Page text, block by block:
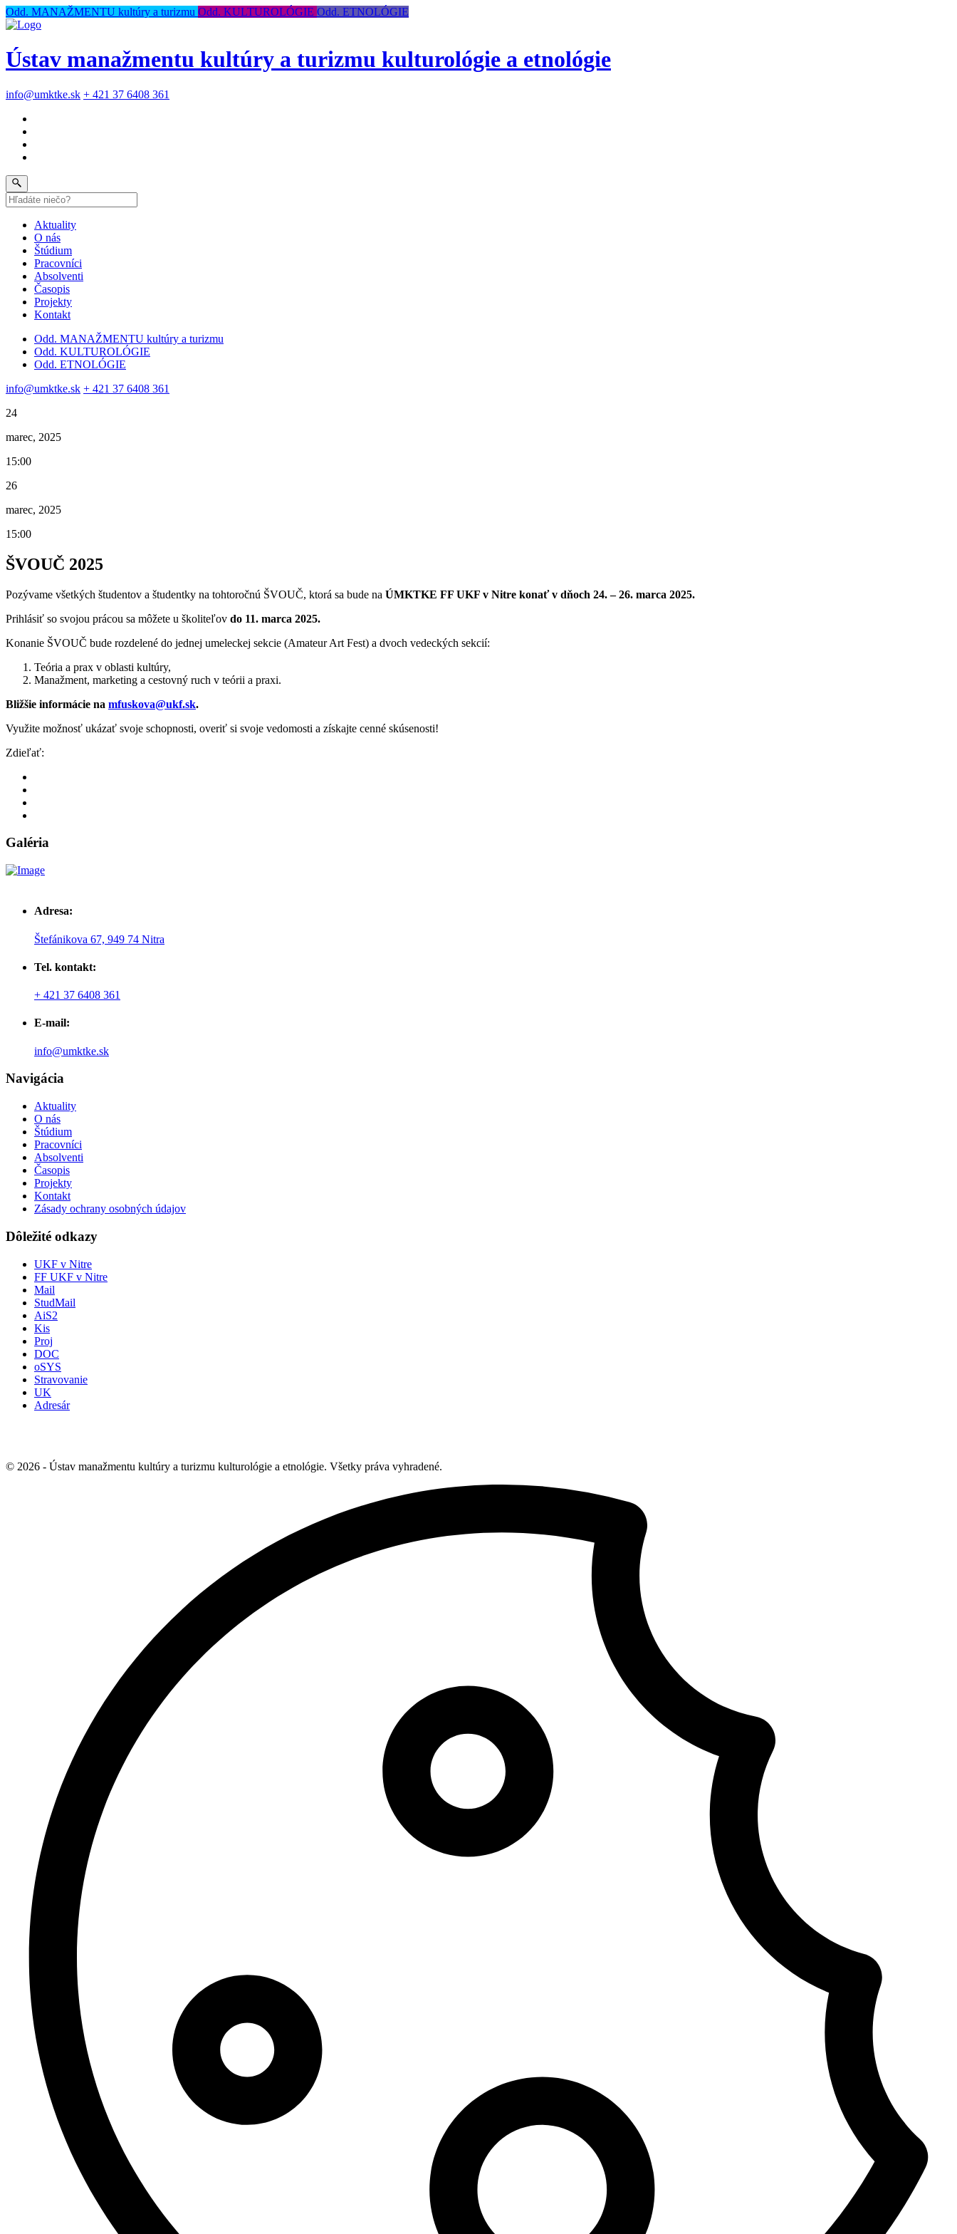
Odd. MANAŽMENTU kultúry a turizmu Odd. KULTUROLÓGIE Odd. ETNOLÓGIE
Ústav manažmentu kultúry a turizmu kulturológie a etnológie
info@umktke.sk + 421 37 6408 361
Aktuality
O nás
Štúdium
Pracovníci
Absolventi
Časopis
Projekty
Kontakt
Odd. MANAŽMENTU kultúry a turizmu
Odd. KULTUROLÓGIE
Odd. ETNOLÓGIE
info@umktke.sk + 421 37 6408 361
24
marec, 2025
15:00
26
marec, 2025
15:00
ŠVOUČ 2025
Pozývame všetkých študentov a študentky na tohtoročnú ŠVOUČ, ktorá sa bude na ÚMKTKE FF UKF v Nitre konať v dňoch 24. – 26. marca 2025.
Prihlásiť so svojou prácou sa môžete u školiteľov do 11. marca 2025.
Konanie ŠVOUČ bude rozdelené do jednej umeleckej sekcie (Amateur Art Fest) a dvoch vedeckých sekcií:
Teória a prax v oblasti kultúry,
Manažment, marketing a cestovný ruch v teórii a praxi.
Bližšie informácie na mfuskova@ukf.sk.
Využite možnosť ukázať svoje schopnosti, overiť si svoje vedomosti a získajte cenné skúsenosti!
Zdieľať:
Galéria
Adresa:
Štefánikova 67, 949 74 Nitra
Tel. kontakt:
+ 421 37 6408 361
E-mail:
info@umktke.sk
Navigácia
Aktuality
O nás
Štúdium
Pracovníci
Absolventi
Časopis
Projekty
Kontakt
Zásady ochrany osobných údajov
Dôležité odkazy
UKF v Nitre
FF UKF v Nitre
Mail
StudMail
AiS2
Kis
Proj
DOC
oSYS
Stravovanie
UK
Adresár
© 2026 - Ústav manažmentu kultúry a turizmu kulturológie a etnológie. Všetky práva vyhradené.